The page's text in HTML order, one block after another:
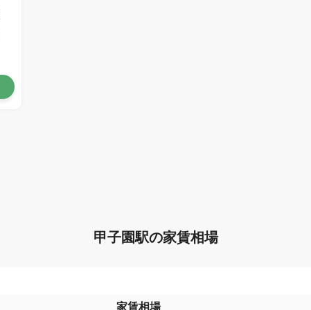
甲子園駅の家賃相場
家賃相場